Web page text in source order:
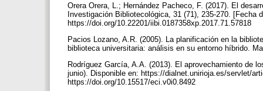
Orera Orera, L.; Hernández Pacheco, F. (2017). El
Investigación Bibliotecológica, 31 (71), 235-270. [Fecha
https://doi.org/10.22201/iibi.0187358xp.2017.71.57818
Pacios Lozano, A.R. (2005). La planificación en la
biblioteca universitaria: análisis en su entorno híbrido.
Rodríguez García, A.A. (2013). El aprovechamiento de
junio). Disponible en: https://dialnet.unirioja.es/servlet/
https://doi.org/10.15517/eci.v0i0.8492